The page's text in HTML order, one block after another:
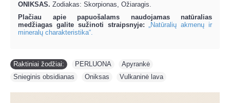
ONIKSAS. Zodiakas: Skorpionas, Ožiaragis.
Plačiau apie papuošalams naudojamas natūralias
medžiagas galite sužinoti straipsnyje: „Natūralių akmenų ir
mineralų charakteristika“.
Raktiniai žodžiai: PERLUONA Apyrankė
Snieginis obsidianas
Oniksas Vulkaninė lava